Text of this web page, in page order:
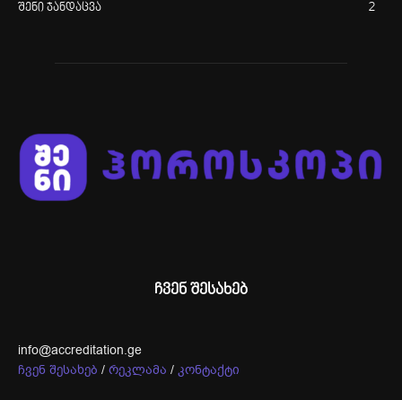
შენი ჯანდაცვა 2
ჩვენ შესახებ
info@accreditation.ge
ჩვენ შესახებ / რეკლამა / კონტაქტი